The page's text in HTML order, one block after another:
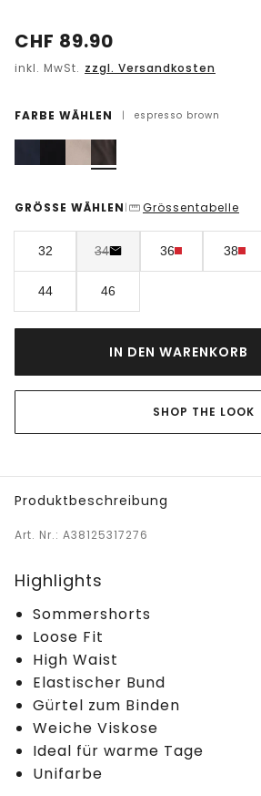
CHF 89.90
inkl. MwSt. zzgl. Versandkosten
FARBE WÄHLEN | espresso brown
GRÖSSE WÄHLEN | Grössentabelle
32 34 36 38
44 46
IN DEN WARENKORB
SHOP THE LOOK
Produktbeschreibung
Art. Nr.: A38125317276
Highlights
Sommershorts
Loose Fit
High Waist
Elastischer Bund
Gürtel zum Binden
Weiche Viskose
Ideal für warme Tage
Unifarbe